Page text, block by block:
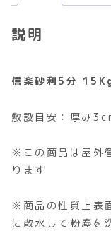
説明
信楽砂利5分
敷設目安：厚み
※この商品は屋外
ります
※商品の性質上表
に散水して粉塵を